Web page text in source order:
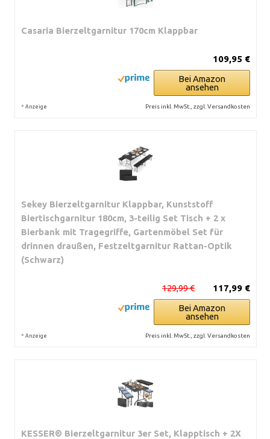
Casaria Bierzeltgarnitur 170cm Klappbar
109,95 €
Bei Amazon
ansehen
* Anzeige Preis inkl. MwSt., zzgl. Versandkosten
Sekey Bierzeltgarnitur Klappbar, Kunststoff
Biertischgarnitur 180cm, 3-teilig Set Tisch + 2 x
Bierbank mit Tragegriffe, Gartenmöbel Set für
drinnen draußen, Festzeltgarnitur Rattan-Optik
(Schwarz)
117,99 €
129,99 €
Bei Amazon
ansehen
* Anzeige Preis inkl. MwSt., zzgl. Versandkosten
KESSER® Bierzeltgarnitur 3er Set, Klapptisch + 2X